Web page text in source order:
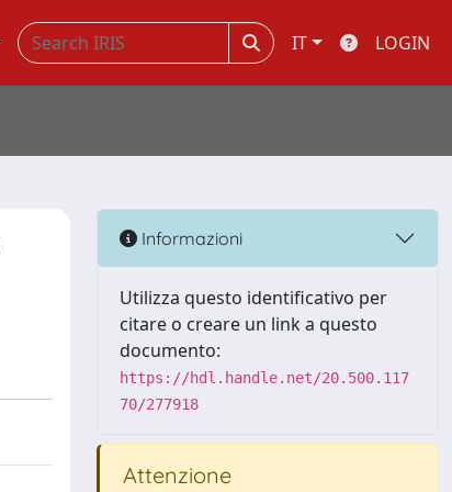
IT LOGIN
Informazioni
Utilizza questo identificativo per
citare o creare un link a questo
documento:
https://hdl.handle.net/20.500.117
70/277918
Attenzione